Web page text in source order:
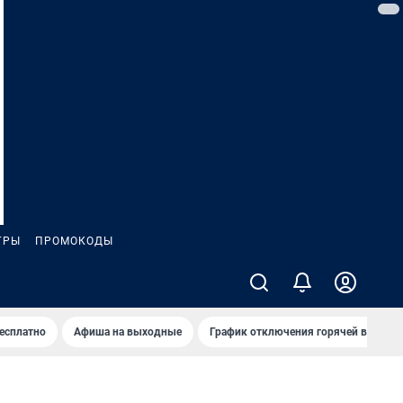
ПРОМОКОДЫ
Афиша на выходные График отключения горячей воды в